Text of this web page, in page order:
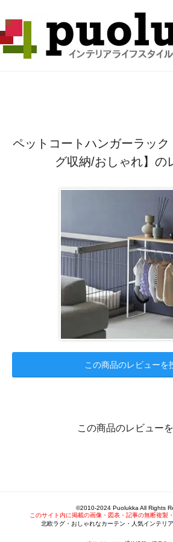
ペットコートハンガーラッ
グ収納/おしゃれ】の
この商品のレビューを
この商品のレビュー
©2010-2024 Puolukka All Rights
このサイト内に掲載の画像・図表・記事の無断複製
北欧ラグ・おしゃれなカーテン・人気インテリ